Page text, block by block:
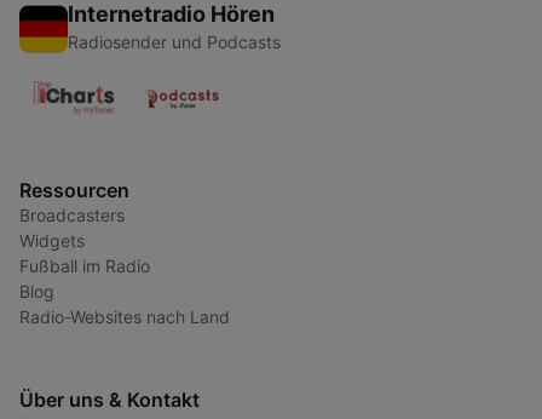
Internetradio Hören
Radiosender und Podcasts
Ressourcen
Broadcasters
Widgets
Fußball im Radio
Blog
Radio-Websites nach Land
Über uns & Kontakt